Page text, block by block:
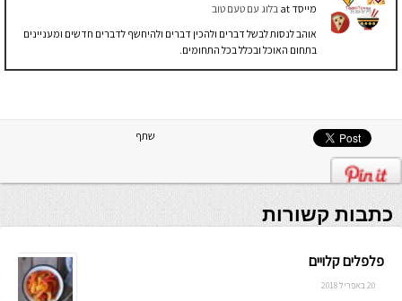
מייסד
בלוג עם טעם טוב
אוהב לנסות לבשל דברים ולהכין דברים ולהיחשף לדברים חדשים ומעניינים
בתחום האוכל ובכלל בכל התחומים.
שתף
כתבות קשורות
פלפלים קלויים
20 באפריל 2018